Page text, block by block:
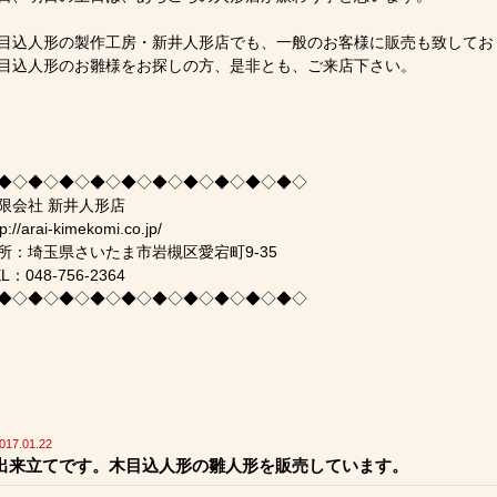
込人形の製作工房・新井人形店でも、一般のお客様に販売も致して
込人形のお雛様をお探しの方、是非とも、ご来店下さい。
会社 新井人形店
arai-kimekomi.co.jp/
：埼玉県さいたま市岩槻区愛宕町9-35
：048-756-2364
来立てです。木目込人形の雛人形を販売しています。